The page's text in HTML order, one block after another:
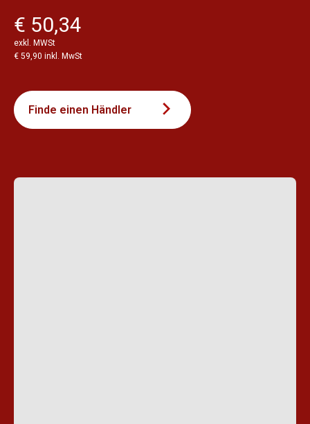
€ 50,34
exkl. MWSt
€ 59,90 inkl. MwSt
Finde einen Händler